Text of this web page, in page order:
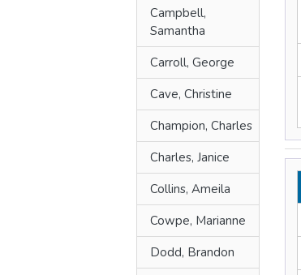
Campbell,
Samantha
Carroll, George
Cave, Christine
Champion, Charles
Charles, Janice
Collins, Ameila
Cowpe, Marianne
Dodd, Brandon